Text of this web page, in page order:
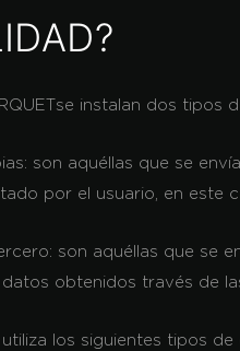
se instalan dos tipos
: son aquéllas que se
por el usuario, en este
: son aquéllas que se
obtenidos través de
los siguientes tipos de